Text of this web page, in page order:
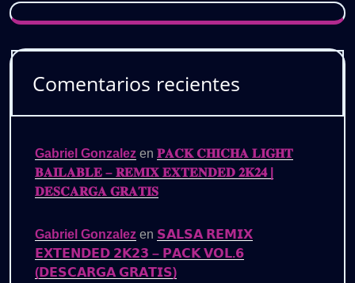
Comentarios recientes
Gabriel Gonzalez en 𝐏𝐀𝐂𝐊 𝐂𝐇𝐈𝐂𝐇𝐀 𝐋𝐈𝐆𝐇𝐓
𝐁𝐀𝐈𝐋𝐀𝐁𝐋𝐄 – 𝐑𝐄𝐌𝐈𝐗 𝐄𝐗𝐓𝐄𝐍𝐃𝐄𝐃 𝟐𝐊𝟐𝟒 |
𝐃𝐄𝐒𝐂𝐀𝐑𝐆𝐀 𝐆𝐑𝐀𝐓𝐈𝐒
Gabriel Gonzalez en 𝗦𝗔𝗟𝗦𝗔 𝗥𝗘𝗠𝗜𝗫
𝗘𝗫𝗧𝗘𝗡𝗗𝗘𝗗 𝟮𝗞𝟮𝟯 – 𝗣𝗔𝗖𝗞 𝗩𝗢𝗟.𝟲
(𝗗𝗘𝗦𝗖𝗔𝗥𝗚𝗔 𝗚𝗥𝗔𝗧𝗜𝗦)